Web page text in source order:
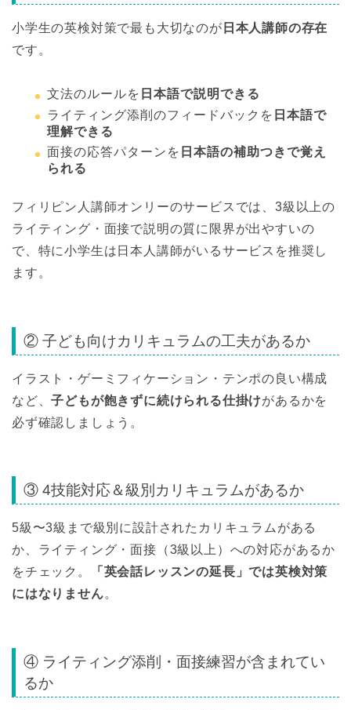
小学生の英検対策で最も大切なのが 日本人講師の存在
です。
文法のルールを 日本語で説明できる
ライティング添削のフィードバックを 日本語で
理解できる
面接の応答パターンを 日本語の補助つきで覚え
られる
フィリピン人講師オンリーのサービスでは、3級以上の
ライティング・面接で説明の質に限界が出やすいの
で、特に小学生は日本人講師がいるサービスを推奨し
ます。
② 子ども向けカリキュラムの工夫があるか
イラスト・ゲーミフィケーション・テンポの良い構成
など、子どもが飽きずに続けられる仕掛けがあるかを
必ず確認しましょう。
③ 4技能対応＆級別カリキュラムがあるか
5級〜3級まで級別に設計されたカリキュラムがある
か、ライティング・面接（3級以上）への対応があるか
をチェック。
「英会話レッスンの延長」では英検対策
にはなりません。
④ ライティング添削・面接練習が含まれてい
るか